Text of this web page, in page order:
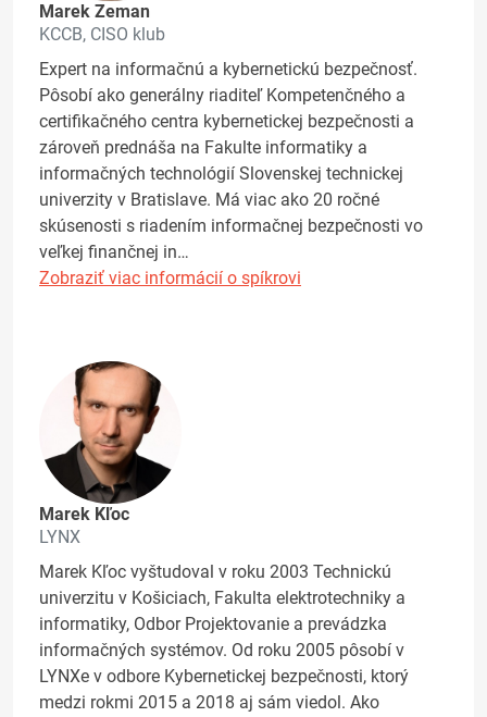
Marek Zeman
KCCB, CISO klub
Expert na informačnú a kybernetickú bezpečnosť.
Pôsobí ako generálny riaditeľ Kompetenčného a
certifikačného centra kybernetickej bezpečnosti a
zároveň prednáša na Fakulte informatiky a
informačných technológií Slovenskej technickej
univerzity v Bratislave. Má viac ako 20 ročné
skúsenosti s riadením informačnej bezpečnosti vo
veľkej finančnej in…
Zobraziť viac informácií o spíkrovi
Marek Kľoc
LYNX
Marek Kľoc vyštudoval v roku 2003 Technickú
univerzitu v Košiciach, Fakulta elektrotechniky a
informatiky, Odbor Projektovanie a prevádzka
informačných systémov. Od roku 2005 pôsobí v
LYNXe v odbore Kybernetickej bezpečnosti, ktorý
medzi rokmi 2015 a 2018 aj sám viedol. Ako